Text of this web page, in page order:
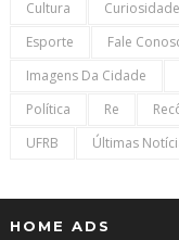
Cultura
Esporte
Fale
Imagens Da Cidade
Política
Re
UFRB
Últimas
HOME ADS